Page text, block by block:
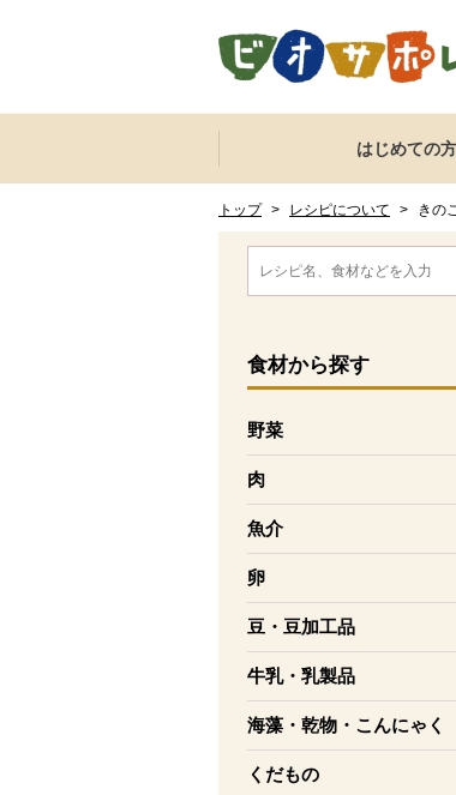
ここからサイト内共通メニューです。
サイト内共通メニューをスキップする
はじめての
トップ > レシピについて > きの
ここから消費材検索メニュー
食材から探す
野菜
を開く
肉
を開く
魚介
を開く
卵
を開く
豆・豆加工品
を開く
牛乳・乳製品
を開く
海藻・乾物・こんにゃく
を開く
くだもの
を開く
消費材検索メニューここま
ここから本文です。